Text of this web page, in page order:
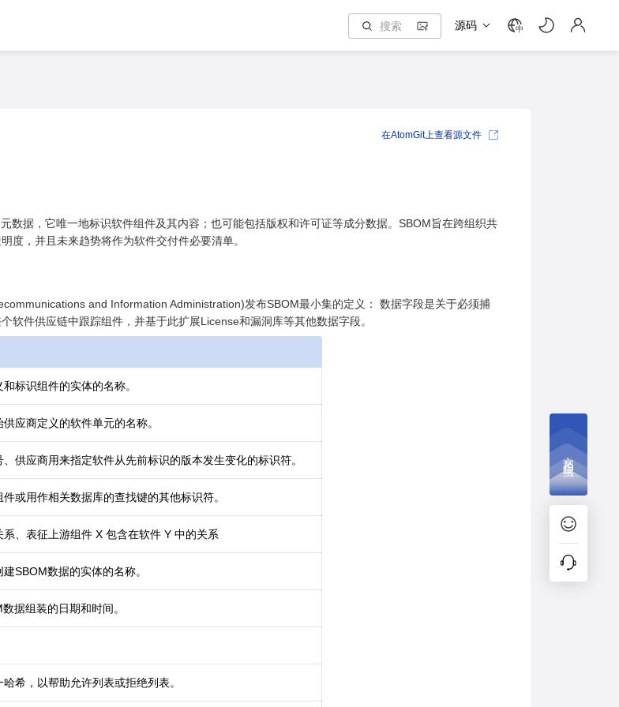
源码 中
数据，它唯一地标识软件组件及其内容；也可能包括版权和许可证等成分数据。SBOM旨在跨组织共
度，并且未来趋势将作为软件交付件必要清单。
and Information Administration)发布SBOM最小集的定义： 数据字段是关于必须捕
软件供应链中跟踪组件，并基于此扩展License和漏洞库等其他数据字段。
标识组件的实体的名称。
应商定义的软件单元的名称。
供应商用来指定软件从先前标识的版本发生变化的标识符。
件或用作相关数据库的查找键的其他标识符。
系、表征上游组件 X 包含在软件 Y 中的关系
SBOM数据的实体的名称。
据组装的日期和时间。
希，以帮助允许列表或拒绝列表。
在AtomGit上查看源文件